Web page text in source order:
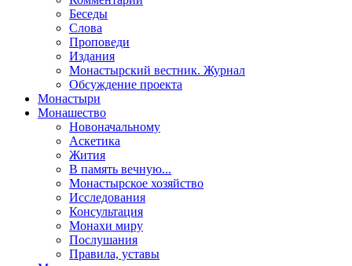
Беседы
Слова
Проповеди
Издания
Монастырский вестник. Журнал
Обсуждение проекта
Монастыри
Монашество
Новоначальному
Аскетика
Жития
В память вечную...
Монастырское хозяйство
Исследования
Консультация
Монахи миру
Послушания
Правила, уставы